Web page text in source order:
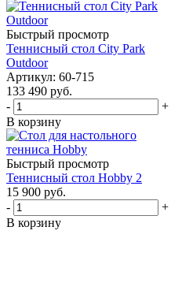
Быстрый просмотр
Теннисный стол City Park
Outdoor
Артикул: 60-715
133 490 руб.
-
+
В корзину
Быстрый просмотр
Теннисный стол Hobby 2
15 900 руб.
-
+
В корзину